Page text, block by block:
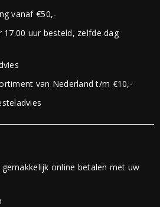
vanaf €50,-
17.00 uur besteld, zelfde dag
van Nederland t/m €10,-
online betalen met uw